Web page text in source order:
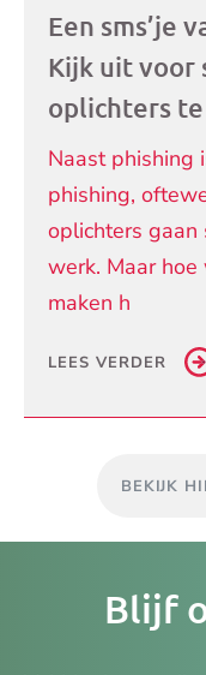
Een sms’je
Kijk uit voor
oplichters
Naast phishing
phishing,
oplichters
werk. Maar
maken h
LEES VERDER
BEKIJK
Blijf